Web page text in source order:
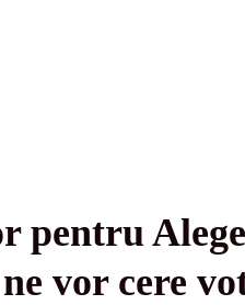
pentru
vor cere